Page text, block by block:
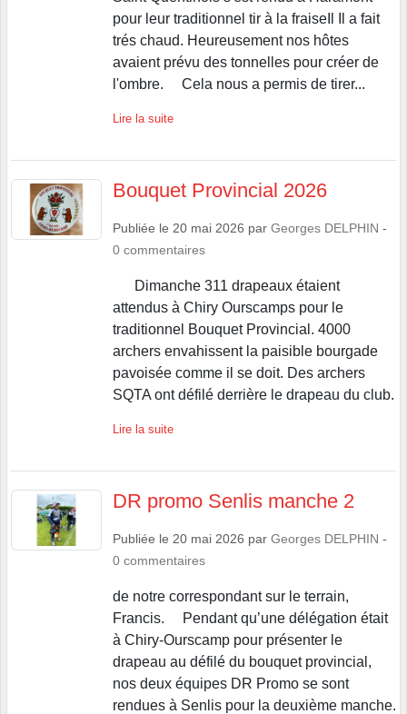
pour leur traditionnel tir à la fraiseIl Il a fait
trés chaud. Heureusement nos hôtes
avaient prévu des tonnelles pour créer de
l'ombre. Cela nous a permis de tirer...
Lire la suite
Bouquet Provincial 2026
Publiée le 20 mai 2026 par Georges DELPHIN -
0 commentaires
Dimanche 311 drapeaux étaient
attendus à Chiry Ourscamps pour le
traditionnel Bouquet Provincial. 4000
archers envahissent la paisible bourgade
pavoisée comme il se doit. Des archers
SQTA ont défilé derrière le drapeau du club.
Lire la suite
DR promo Senlis manche 2
Publiée le 20 mai 2026 par Georges DELPHIN -
0 commentaires
de notre correspondant sur le terrain,
Francis. Pendant qu’une délégation était
à Chiry-Ourscamp pour présenter le
drapeau au défilé du bouquet provincial,
nos deux équipes DR Promo se sont
rendues à Senlis pour la deuxième manche.